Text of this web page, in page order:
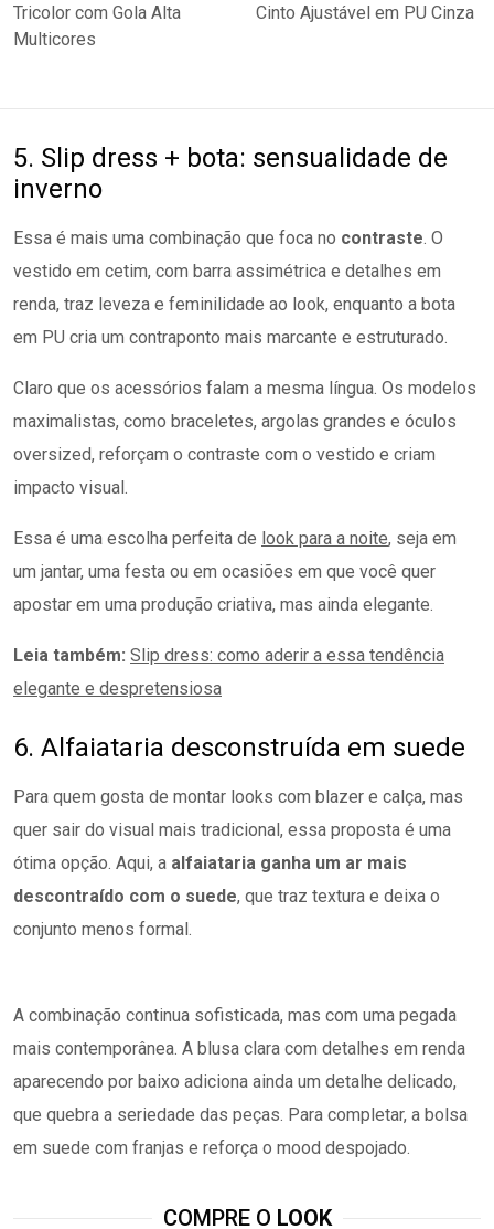
5. Slip dress + bota: sensualidade de
inverno
Essa é mais uma combinação que foca no contraste. O
vestido em cetim, com barra assimétrica e detalhes em
renda, traz leveza e feminilidade ao look, enquanto a bota
em PU cria um contraponto mais marcante e estruturado.
Claro que os acessórios falam a mesma língua. Os modelos
maximalistas, como braceletes, argolas grandes e óculos
oversized, reforçam o contraste com o vestido e criam
impacto visual.
Essa é uma escolha perfeita de look para a noite, seja em
um jantar, uma festa ou em ocasiões em que você quer
apostar em uma produção criativa, mas ainda elegante.
Leia também: Slip dress: como aderir a essa tendência
elegante e despretensiosa
6. Alfaiataria desconstruída em suede
Para quem gosta de montar looks com blazer e calça, mas
quer sair do visual mais tradicional, essa proposta é uma
ótima opção. Aqui, a alfaiataria ganha um ar mais
descontraído com o suede, que traz textura e deixa o
conjunto menos formal.
A combinação continua sofisticada, mas com uma pegada
mais contemporânea. A blusa clara com detalhes em renda
aparecendo por baixo adiciona ainda um detalhe delicado,
que quebra a seriedade das peças. Para completar, a bolsa
em suede com franjas e reforça o mood despojado.
COMPRE O LOOK